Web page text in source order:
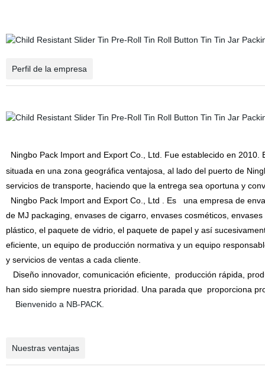
Perfil de la empresa
Ningbo PackImport and Export Co., Ltd. Fue establecido en 2010.
situada en una zona geográfica ventajosa , al lado del puerto de
servicios de transporte, haciendo que la entrega sea oportuna y
Ningbo PackImport and Export Co., Ltd . Es
una empresa de
de MJ packaging, envases de cigarro, envases cosméticos,
plástico, el paquete de vidrio, el paquete de papel y así
eficiente, un equipo de producción normativa y un equipo
y servicios de ventas a cada cliente.
Diseño innovador, comunicación eficiente,
producción rápida,
han sido siempre nuestra prioridad. Una parada que proporciona
Bienvenidoa NB-PACK.
Nuestras ventajas